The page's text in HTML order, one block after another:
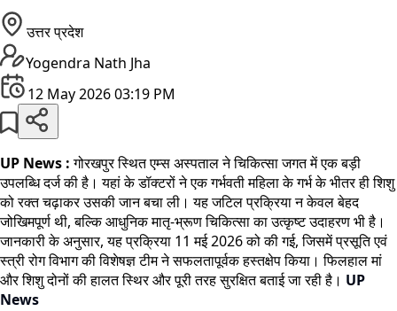
उत्तर प्रदेश
Yogendra Nath Jha
12 May 2026 03:19 PM
UP News :गोरखपुर स्थित एम्स अस्पताल ने चिकित्सा जगत में एक बड़ी
उपलब्धि दर्ज की है। यहां के डॉक्टरों ने एक गर्भवती महिला के गर्भ के भीतर ही शिशु
को रक्त चढ़ाकर उसकी जान बचा ली। यह जटिल प्रक्रिया न केवल बेहद
जोखिमपूर्ण थी, बल्कि आधुनिक मातृ-भ्रूण चिकित्सा का उत्कृष्ट उदाहरण भी है।
जानकारी के अनुसार, यह प्रक्रिया 11 मई 2026 को की गई, जिसमें प्रसूति एवं
स्त्री रोग विभाग की विशेषज्ञ टीम ने सफलतापूर्वक हस्तक्षेप किया। फिलहाल मां
और शिशु दोनों की हालत स्थिर और पूरी तरह सुरक्षित बताई जा रही है। UP
News